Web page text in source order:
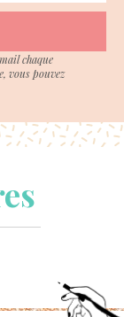
chaque
vous pouvez